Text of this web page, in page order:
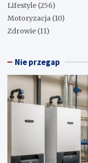
Lifestyle (256)
Motoryzacja (10)
Zdrowie (11)
Nie przegap